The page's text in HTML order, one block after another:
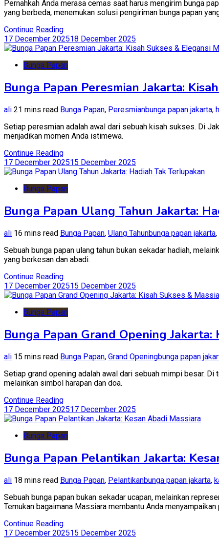
Pernahkah Anda merasa cemas saat harus mengirim bunga
yang berbeda, menemukan solusi pengiriman bunga papan
Continue Reading
17 December 202518 December 2025
Bunga Papan
Bunga Papan Peresmian Jakarta:
ali 21 mins read Bunga Papan, Peresmianbunga papan jakarta,
Setiap peresmian adalah awal dari sebuah kisah sukses. Di
menjadikan momen Anda istimewa.
Continue Reading
17 December 202515 December 2025
Bunga Papan
Bunga Papan Ulang Tahun Jakarta:
ali 16 mins read Bunga Papan, Ulang Tahunbunga papan jakarta,
Sebuah bunga papan ulang tahun bukan sekadar hadiah,
yang berkesan dan abadi.
Continue Reading
17 December 202515 December 2025
Bunga Papan
Bunga Papan Grand Opening Jakarta:
ali 15 mins read Bunga Papan, Grand Openingbunga papan
Setiap grand opening adalah awal dari sebuah mimpi besar. Di
melainkan simbol harapan dan doa.
Continue Reading
17 December 202517 December 2025
Bunga Papan
Bunga Papan Pelantikan Jakarta:
ali 18 mins read Bunga Papan, Pelantikanbunga papan jakarta,
Sebuah bunga papan bukan sekadar ucapan, melainkan
Temukan bagaimana Massiara membantu Anda menyampaikan
Continue Reading
17 December 202515 December 2025